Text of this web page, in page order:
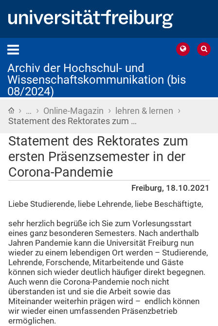
Archiv der Hochschul- und
Wissenschaftskommunikation (bis
08/2024)
Startseite
› … › Online-Magazin › lehren & lernen ›
Statement des Rektorates zum …
Statement des Rektorates zum
ersten Präsenzsemester in der
Corona-Pandemie
Freiburg, 18.10.2021
Liebe Studierende, liebe Lehrende, liebe Beschäftigte,
sehr herzlich begrüße ich Sie zum Vorlesungsstart
eines ganz besonderen Semesters. Nach anderthalb
Jahren Pandemie kann die Universität Freiburg nun
wieder zu einem lebendigen Ort werden – Studierende,
Lehrende, Forschende, Mitarbeitende und Gäste
können sich wieder deutlich häufiger direkt begegnen.
Auch wenn die Corona-Pandemie noch nicht
überstanden ist und sie die Arbeit sowie das
Miteinander weiterhin prägen wird – endlich können
wir wieder einen umfassenden Präsenzbetrieb
ermöglichen.